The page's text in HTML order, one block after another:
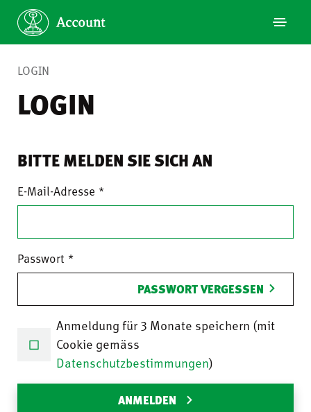
LOGIN
LOGIN
BITTE MELDEN SIE SICH AN
E-Mail-Adresse
Passwort
PASSWORT VERGESSEN
Anmeldung für 3 Monate speichern (mit
Cookie gemäss
Datenschutzbestimmungen)
ANMELDEN